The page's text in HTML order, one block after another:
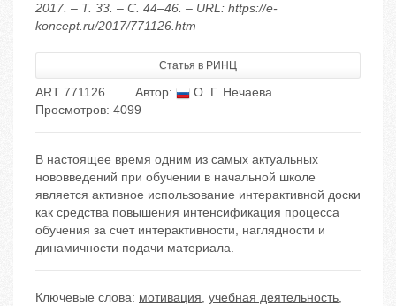
2017. – Т. 33. – С. 44–46. – URL: https://e-
koncept.ru/2017/771126.htm
Статья в РИНЦ
ART 771126 Автор:
О. Г. Нечаева
Просмотров: 4099
В настоящее время одним из самых актуальных
нововведений при обучении в начальной школе
является активное использование интерактивной доски
как средства повышения интенсификация процесса
обучения за счет интерактивности, наглядности и
динамичности подачи материала.
Ключевые слова: мотивация, учебная деятельность,